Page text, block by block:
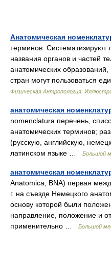
Анатомическая
терминов. Систематизируют
названия органов и частей
анатомических
стран могут пользоваться
Физическая Антропология.
анатомическая
nomenclatura перечень,
анатомических терминов;
(русскую, английскую,
латинском языке …
Большой
анатомическая
Anatomica; BNA) первая
г. на съезде Немецкого
основу которой были
направление, положение и
применительно …
Большой